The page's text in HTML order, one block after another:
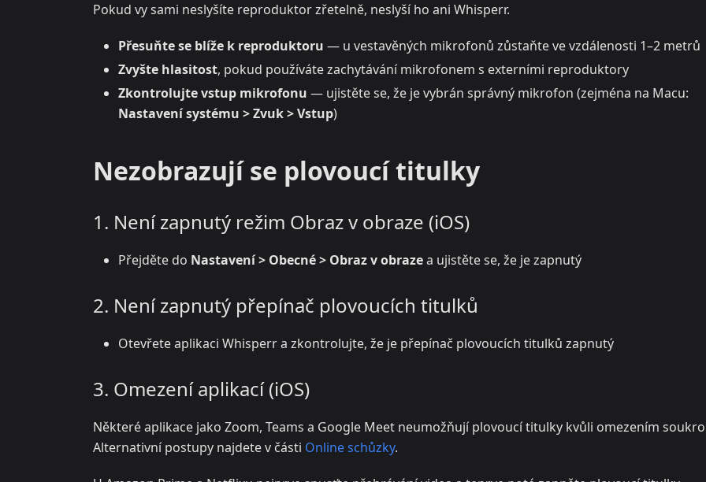
Pokud vy sami neslyšíte reproduktor zřetelně, neslyší ho ani Whisperr.
Přesuňte se blíže k reproduktoru — u vestavěných mikrofonů zůstaňte ve vzdálenosti 1–2 metrů
Zvyšte hlasitost, pokud používáte zachytávání mikrofonem s externími reproduktory
Zkontrolujte vstup mikrofonu — ujistěte se, že je vybrán správný mikrofon (zejména na Macu:
Nastavení systému > Zvuk > Vstup)
Nezobrazují se plovoucí titulky
1. Není zapnutý režim Obraz v obraze (iOS)
Přejděte do Nastavení > Obecné > Obraz v obrazea ujistěte se, že je zapnutý
2. Není zapnutý přepínač plovoucích titulků
Otevřete aplikaci Whisperr a zkontrolujte, že je přepínač plovoucích titulků zapnutý
3. Omezení aplikací (iOS)
Některé aplikace jako Zoom, Teams a Google Meet neumožňují plovoucí titulky kvůli omezením
Alternativní postupy najdete v části Online schůzky.